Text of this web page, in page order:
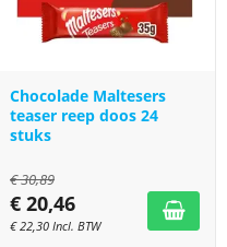
Chocolade Maltesers
teaser reep doos 24
stuks
€30,89
€ 20,46
€22,30 Incl. BTW